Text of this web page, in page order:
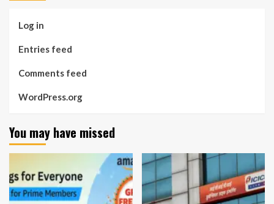
Log in
Entries feed
Comments feed
WordPress.org
You may have missed